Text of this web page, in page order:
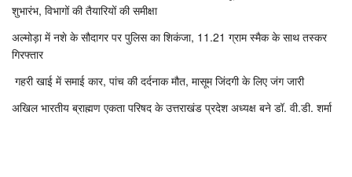
शुभारंभ, विभागों की तैयारियों की समीक्षा
अल्मोड़ा में नशे के सौदागर पर पुलिस का शिकंजा, 11.21 ग्राम स्मैक के साथ तस्कर
गिरफ्तार
गहरी खाई में समाई कार, पांच की दर्दनाक मौत, मासूम जिंदगी के लिए जंग जारी
अखिल भारतीय ब्राह्मण एकता परिषद के उत्तराखंड प्रदेश अध्यक्ष बने डॉ. वी.डी. शर्मा